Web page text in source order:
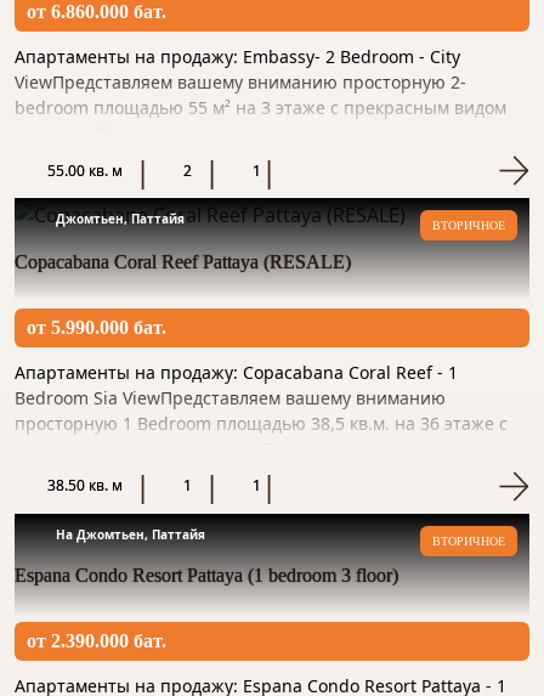
от 6.860.000 бат.
Апартаменты на продажу: Embassy- 2 Bedroom - City
ViewПредставляем вашему вниманию просторную 2-
bedroom площадью 55 м² на 3 этаже с прекрасным видом
материалом и готово к прож...
55.00 кв. м 2 1
Джомтьен, Паттайя ВТОРИЧНОЕ
Copacabana Coral Reef Pattaya (RESALE)
от 5.990.000 бат.
Апартаменты на продажу: Copacabana Coral Reef - 1
Bedroom Sia ViewПредставляем вашему вниманию
просторную 1 Bedroom площадью 38,5 кв.м. на 36 этаже с
качественным материало...
38.50 кв. м 1 1
На Джомтьен, Паттайя ВТОРИЧНОЕ
Espana Condo Resort Pattaya (1 bedroom 3 floor)
от 2.390.000 бат.
Апартаменты на продажу: Espana Condo Resort Pattaya - 1